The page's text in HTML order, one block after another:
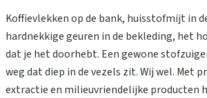
Koffievlekken op de bank, huisstofmijt in
hardnekkige geuren in de bekleding, het
dat je het doorhebt. Een gewone
weg dat diep in de vezels zit. Wij wel. Met
extractie en milieuvriendelijke producten